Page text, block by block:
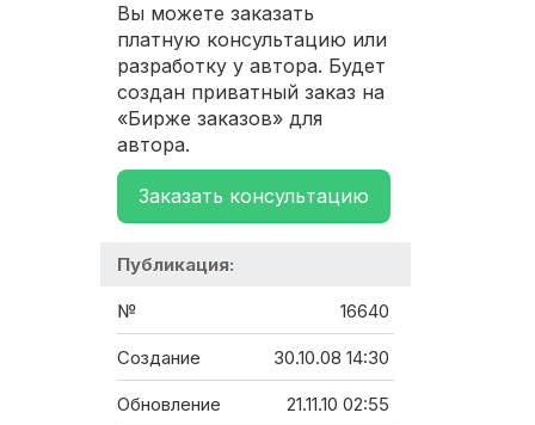
Вы можете заказать
платную консультацию или
разработку у автора. Будет
создан приватный заказ на
«Бирже заказов» для
автора.
Заказать консультацию
Публикация:
№ 16640
Создание 30.10.08 14:30
Обновление 21.11.10 02:55